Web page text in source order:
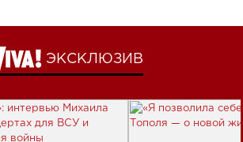
ЭКСКЛЮЗИВ